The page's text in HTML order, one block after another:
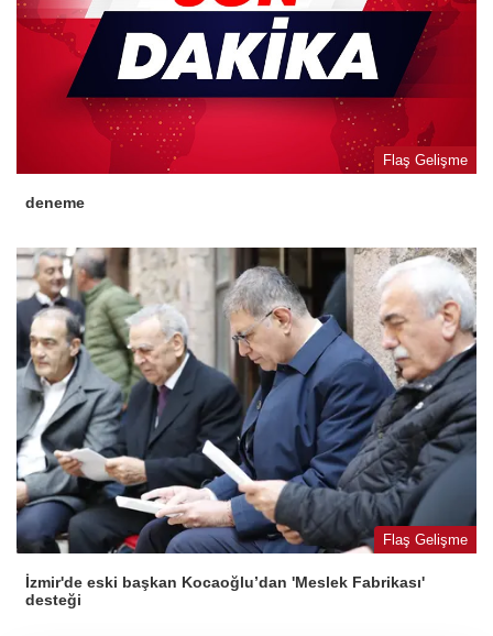
Flaş Gelişme
deneme
Flaş Gelişme
İzmir'de eski başkan Kocaoğlu’dan 'Meslek Fabrikası'
desteği